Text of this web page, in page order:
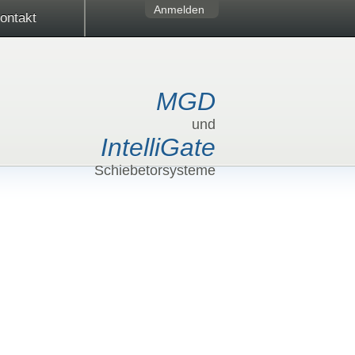
Anmelden
MGD
und
IntelliGate
Schiebetorsysteme